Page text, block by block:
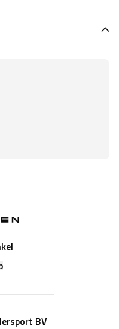
BV